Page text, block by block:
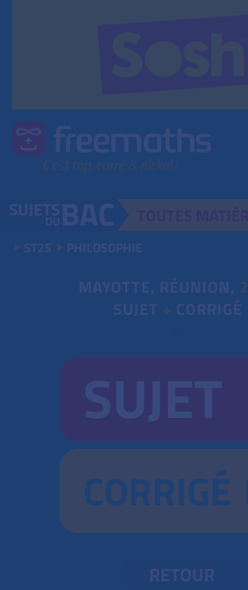
ST2S PHILOSOPHIE
MAYOTTE, RÉUNION,
SUJET + CORRIGÉ
CORRIGÉ
RETOUR